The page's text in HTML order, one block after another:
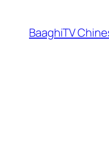
content
BaaghiTV